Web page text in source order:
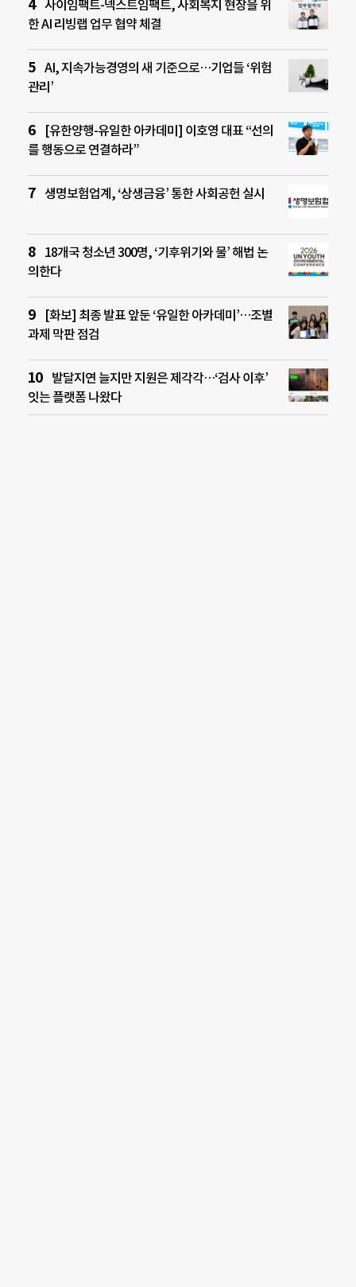
사이임팩트-넥스트임팩트, 사회복지 현장을 위
한 AI 리빙랩 업무 협약 체결
AI, 지속가능경영의 새 기준으로…기업들 ‘위험
관리’
[유한양행-유일한 아카데미] 이호영 대표 “선의
를 행동으로 연결하라”
생명보험업계, ‘상생금융’ 통한 사회공헌 실시
18개국 청소년 300명, ‘기후위기와 물’ 해법 논
의한다
[화보] 최종 발표 앞둔 ‘유일한 아카데미’…조별
과제 막판 점검
발달지연 늘지만 지원은 제각각…‘검사 이후’
잇는 플랫폼 나왔다